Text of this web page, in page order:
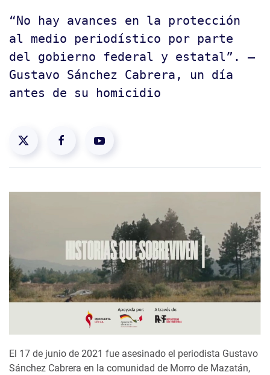
“No hay avances en la protección
al medio periodístico por parte
del gobierno federal y estatal”. —
Gustavo Sánchez Cabrera, un día
antes de su homicidio
El 17 de junio de 2021 fue asesinado el periodista Gustavo
Sánchez Cabrera en la comunidad de Morro de Mazatán,